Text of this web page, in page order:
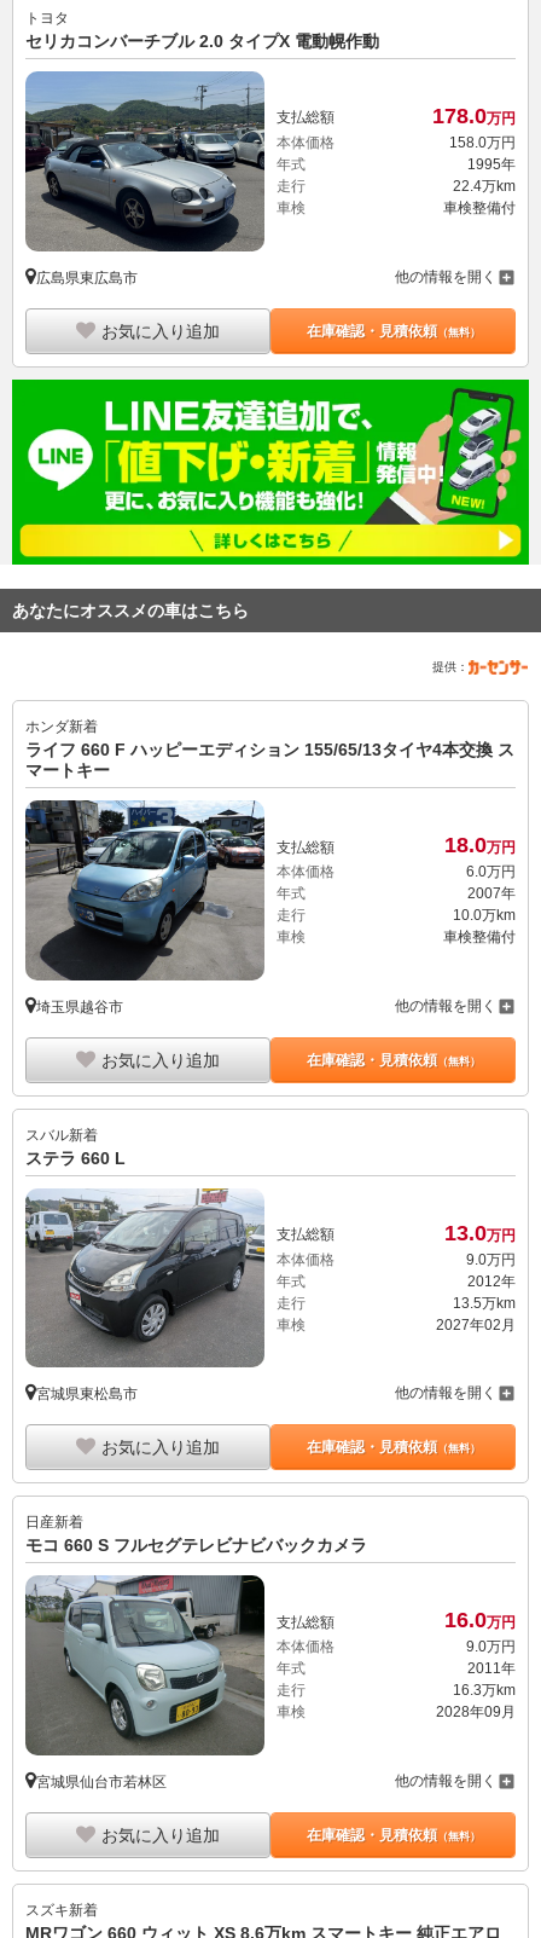
トヨタ
セリカコンバーチブル 2.0 タイプX 電動幌作動
支払総額 178.0万円
本体価格
158. 0万円
年式
1995年
走行
22.4万km
車検
車検整備付
広島県東広島市 他の情報を開く
お気に入り追加 在庫確認・見積依頼（無料）
あなたにオススメの車はこちら
提供：
ホンダ新着
ライフ 660 F ハッピーエディション 155/65/13タイヤ4本交換 ス
マートキー
支払総額 18.0万円
本体価格
6.0万円
年式
2007年
走行
10.0万km
車検
車検整備付
埼玉県越谷市 他の情報を開く
お気に入り追加 在庫確認・見積依頼（無料）
スバル新着
ステラ 660 L
支払総額 13.0万円
本体価格
9. 0万円
年式
2012年
走行
13.5万km
車検
2027年02月
宮城県東松島市 他の情報を開く
お気に入り追加 在庫確認・見積依頼（無料）
日産新着
モコ 660 S フルセグテレビナビバックカメラ
支払総額 16.0万円
本体価格
9.0万円
年式
2011年
走行
16.3万km
車検
2028年09月
宮城県仙台市若林区 他の情報を開く
お気に入り追加 在庫確認・見積依頼（無料）
スズキ新着
MRワゴン 660 ウィット XS 8.6万km スマートキー 純正エアロ